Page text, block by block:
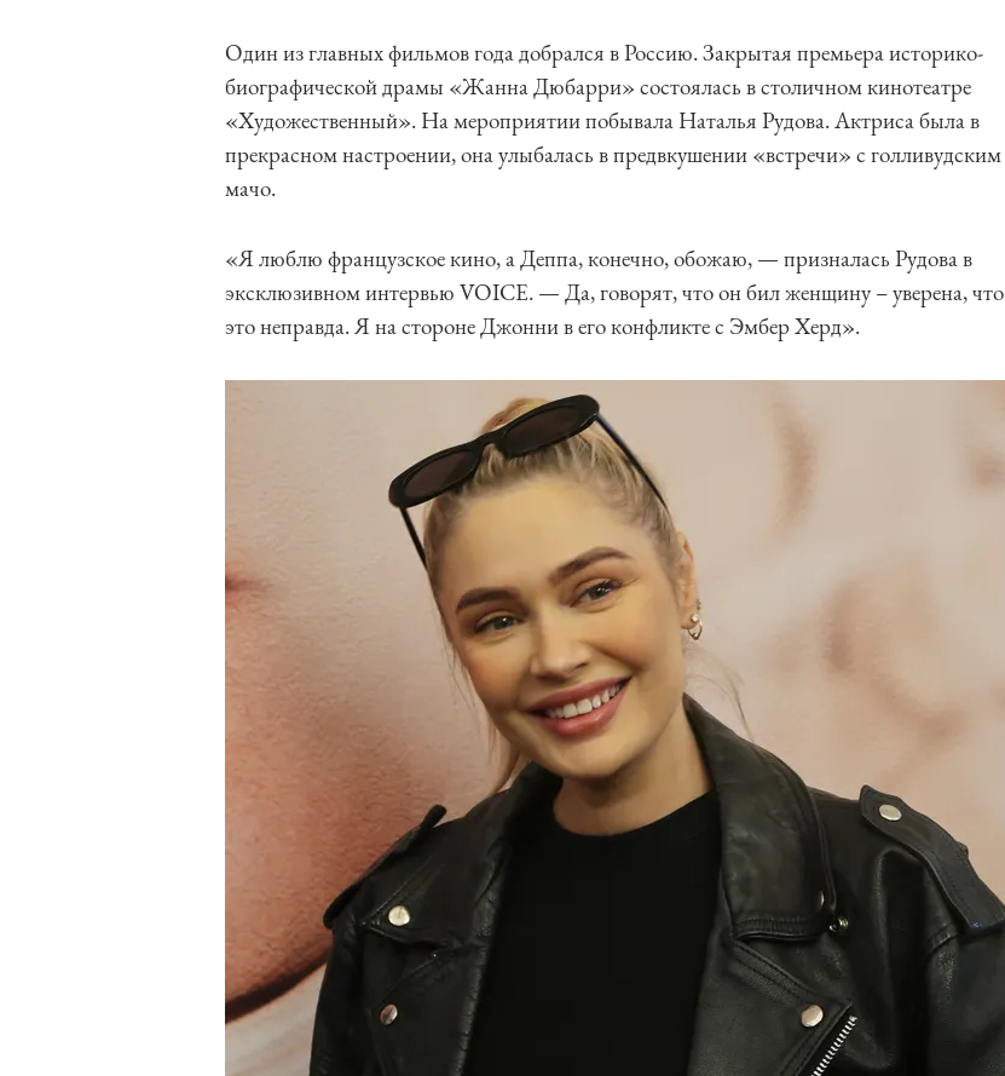
Один из главных фильмов года добрался в Россию. Закрытая премьера историко-
биографической драмы «Жанна Дюбарри» состоялась в столичном кинотеатре
«Художественный». На мероприятии побывала Наталья Рудова. Актриса была в
прекрасном настроении, она улыбалась в предвкушении «встречи» с голливудским
мачо.
«Я люблю французское кино, а Деппа, конечно, обожаю, — призналась Рудова в
эксклюзивном интервью VOICE. — Да, говорят, что он бил женщину – уверена, что
это неправда. Я на стороне Джонни в его конфликте с Эмбер Херд».